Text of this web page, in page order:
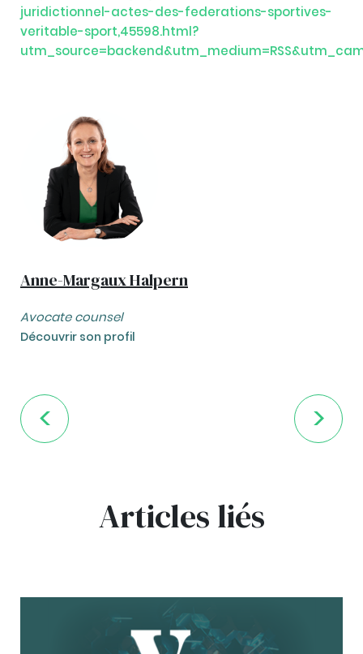
juridictionnel-actes-des-federations-sportives-
veritable-sport,45598.html?
Anne-Margaux Halpern
Avocate counsel
Découvrir son profil
Articles liés